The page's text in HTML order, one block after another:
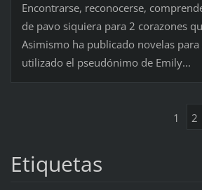
Encontrarse, reconocerse,
de pavo siquiera para 2 corazones
Asimismo ha publicado novelas para
utilizado el pseudónimo de Emily...
1 2
Etiquetas